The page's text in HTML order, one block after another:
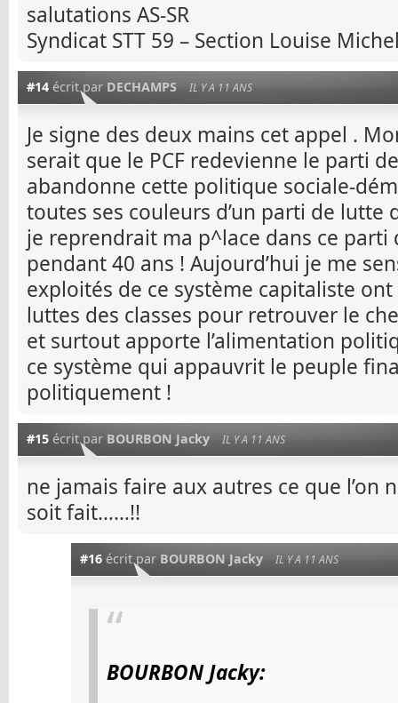
salutations AS-SR
Syndicat STT 59 – Section Louise
#14 écrit par DECHAMPS IL Y A 11 ANS
Je signe des deux mains cet appel .
serait que le PCF redevienne le parti
abandonne cette politique sociale-
toutes ses couleurs d’un parti de lutte
je reprendrait ma p^lace dans ce
pendant 40 ans ! Aujourd’hui je me
exploités de ce système capitaliste
luttes des classes pour retrouver le
et surtout apporte l’alimentation
ce système qui appauvrit le peuple
politiquement !
#15 écrit par BOURBON Jacky IL Y A 11 ANS
ne jamais faire aux autres ce que l’on
soit fait……!!
#16 écrit par BOURBON Jacky IL Y A 11 ANS
BOURBON Jacky: